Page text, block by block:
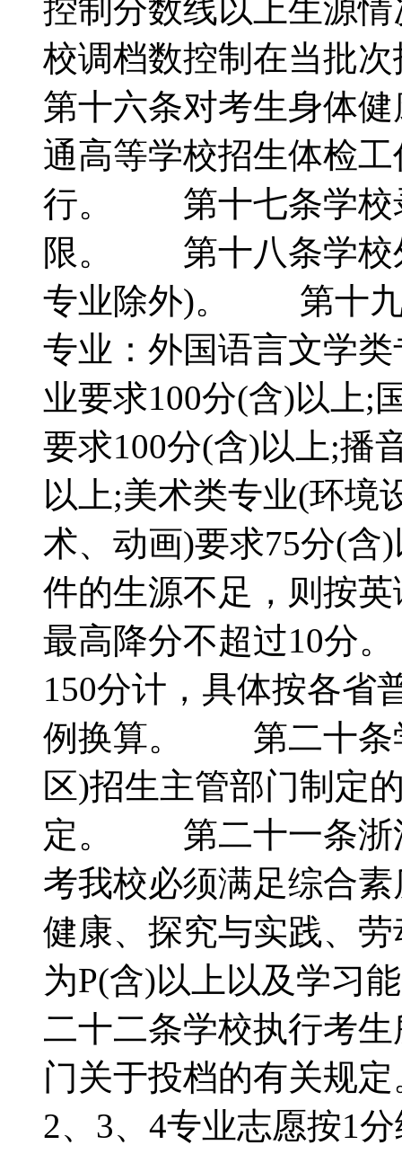
控制分数线以上生源
校调档数控制在当批
第十六条对考生身体
通高等学校招生体检
行。 第十七条学校
限。 第十八条学校
专业除外)。 第十九
专业：外国语言文学
业要求100分(含)以上;
要求100分(含)以上;播
以上;美术类专业(环境
术、动画)要求75分(含
件的生源不足，则按
最高降分不超过10分
150分计，具体按各省
例换算。 第二十条
区)招生主管部门制定
定。 第二十一条浙
考我校必须满足综合
健康、探究与实践、
为P(含)以上以及学
二十二条学校执行考
门关于投档的有关规
2、3、4专业志愿按1